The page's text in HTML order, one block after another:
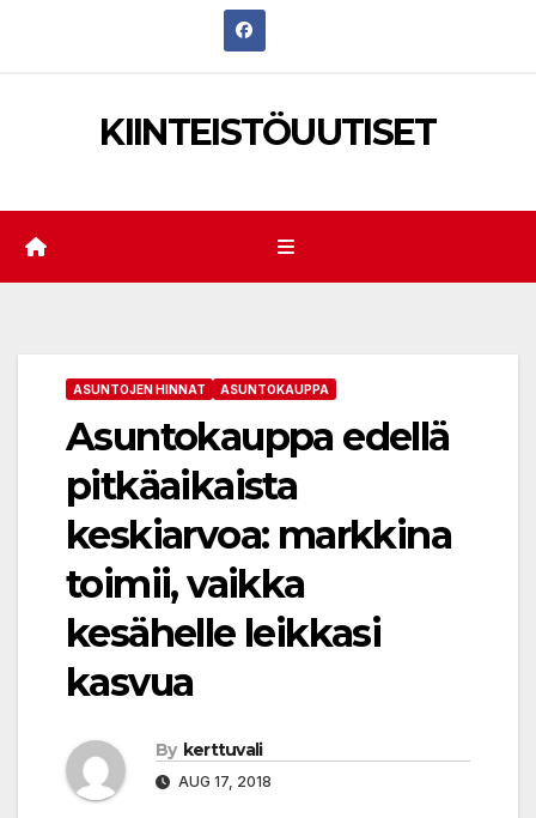
KIINTEISTÖUUTISET
ASUNTOJEN HINNAT ASUNTOKAUPPA
Asuntokauppa edellä
pitkäaikaista
keskiarvoa: markkina
toimii, vaikka
kesähelle leikkasi
kasvua
By kerttuvali
AUG 17, 2018